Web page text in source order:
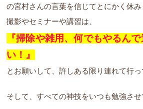
の宮村さんの言葉を信じてとにかく休み
撮影やセミナーや講習は、
『掃除や雑用、何でもやるん
い！』
とお願いして、許しある限り連れて行っ
そして、すべての神技をいつも勉強させ